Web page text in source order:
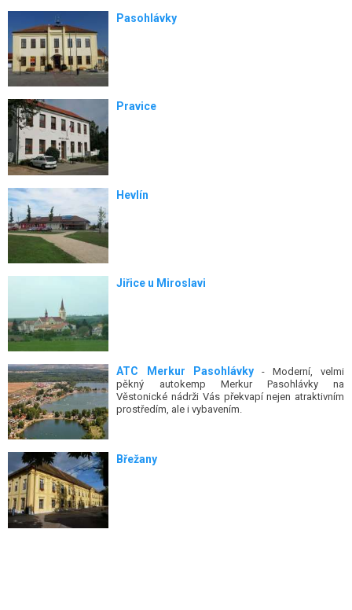
Pasohlávky
Pravice
Hevlín
Jiřice u Miroslavi
ATC Merkur Pasohlávky- Moderní, velmi
pěkný autokemp Merkur Pasohlávky na
Věstonické nádrži Vás překvapí nejen atraktivním
prostředím, ale i vybavením.
Břežany